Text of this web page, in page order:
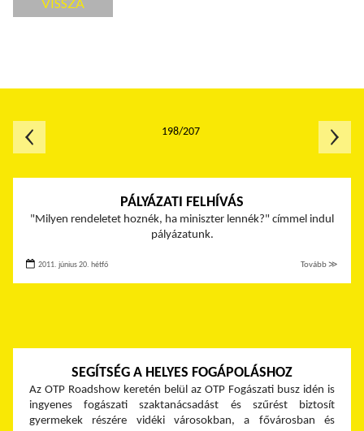
PÁLYÁZATI FELHÍVÁS
"Milyen rendeletet hoznék, ha miniszter lennék?" címmel indul
pályázatunk.
2011. június 20. hétfő Tovább ≫
SEGÍTSÉG A HELYES FOGÁPOLÁSHOZ
Az OTP Roadshow keretén belül az OTP Fogászati busz idén is
ingyenes fogászati szaktanácsadást és szűrést biztosít
gyermekek részére vidéki városokban, a fővárosban és
198/207